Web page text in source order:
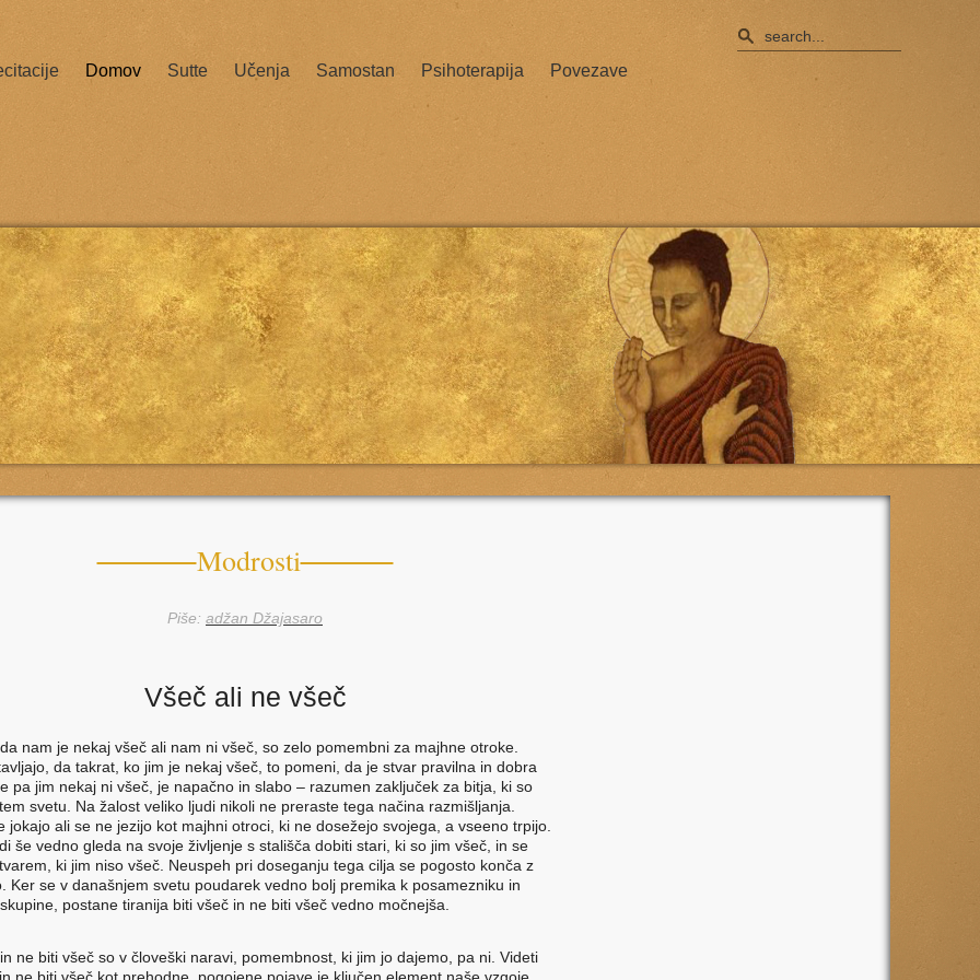
Domov Sutte Učenja Samostan Psihoterapija Povezave
Modrosti
Piše: adžan Džajasaro
Všeč ali ne všeč
nam je nekaj všeč ali nam ni všeč, so zelo pomembni za majhne otroke.
da takrat, ko jim je nekaj všeč, to pomeni, da je stvar pravilna in dobra
pa jim nekaj ni všeč, je napačno in slabo – razumen zaključek za bitja, ki so
svetu. Na žalost veliko ljudi nikoli ne preraste tega načina razmišljanja.
jokajo ali se ne jezijo kot majhni otroci, ki ne dosežejo svojega, a vseeno trpijo.
še vedno gleda na svoje življenje s stališča dobiti stari, ki so jim všeč, in se
ki jim niso všeč. Neuspeh pri doseganju tega cilja se pogosto konča z
Ker se v današnjem svetu poudarek vedno bolj premika k posamezniku in
postane tiranija biti všeč in ne biti všeč vedno močnejša.
ne biti všeč so v človeški naravi, pomembnost, ki jim jo dajemo, pa ni. Videti